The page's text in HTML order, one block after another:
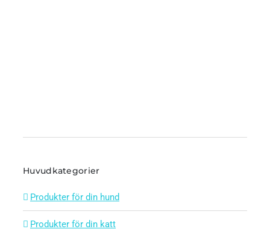
Huvudkategorier
Produkter för din hund
Produkter för din katt